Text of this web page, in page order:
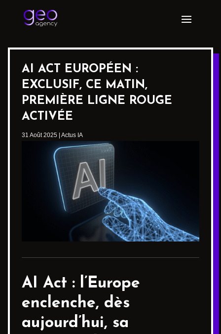
AI ACT EUROPÉEN :
EXCLUSIF, CE MATIN,
PREMIÈRE LIGNE ROUGE
ACTIVÉE
31 Août 2025 Actus IA
AI Act : l’Europe
enclenche, dès
aujourd’hui, sa